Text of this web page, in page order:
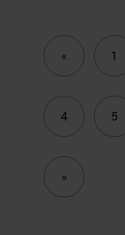
« Previous1
4 5
»Next